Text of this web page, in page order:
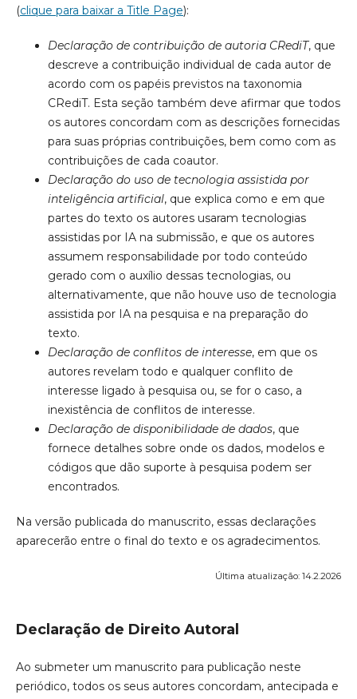
(clique para baixar a Title Page):
Declaração de contribuição de autoria CRediT, que
descreve a contribuição individual de cada autor de
acordo com os papéis previstos na taxonomia
CRediT. Esta seção também deve afirmar que todos
os autores concordam com as descrições fornecidas
para suas próprias contribuições, bem como com as
contribuições de cada coautor.
Declaração do uso de tecnologia assistida por
inteligência artificial, que explica como e em que
partes do texto os autores usaram tecnologias
assistidas por IA na submissão, e que os autores
assumem responsabilidade por todo conteúdo
gerado com o auxílio dessas tecnologias, ou
alternativamente, que não houve uso de tecnologia
assistida por IA na pesquisa e na preparação do
texto.
Declaração de conflitos de interesse, em que os
autores revelam todo e qualquer conflito de
interesse ligado à pesquisa ou, se for o caso, a
inexistência de conflitos de interesse.
Declaração de disponibilidade de dados, que
fornece detalhes sobre onde os dados, modelos e
códigos que dão suporte à pesquisa podem ser
encontrados.
Na versão publicada do manuscrito, essas declarações
aparecerão entre o final do texto e os agradecimentos.
Última atualização: 14.2.2026
Declaração de Direito Autoral
Ao submeter um manuscrito para publicação neste
periódico, todos os seus autores concordam, antecipada e